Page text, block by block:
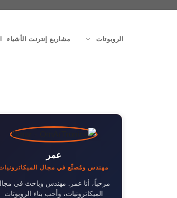
الروبوتات مشاريع إنترنت الأشياء
عمر
مهندس ومُصنِّع في مجال
مرحباً، أنا عمر. مهندس وباحث في
الميكاترونيات، وأحب بناء الروبوتات